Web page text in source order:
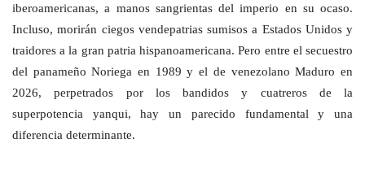
iberoamericanas, a manos sangrientas del imperio en su ocaso.
Incluso, morirán ciegos vendepatrias sumisos a Estados Unidos y
traidores a la gran patria hispanoamericana. Pero entre el secuestro
del panameño Noriega en 1989 y el de venezolano Maduro en
2026, perpetrados por los bandidos y cuatreros de la
superpotencia yanqui, hay un parecido fundamental y una
diferencia determinante.